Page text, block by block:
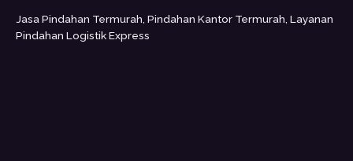
Jasa Pindahan Termurah, Pindahan Kantor Termurah, Layanan
Pindahan Logistik Express